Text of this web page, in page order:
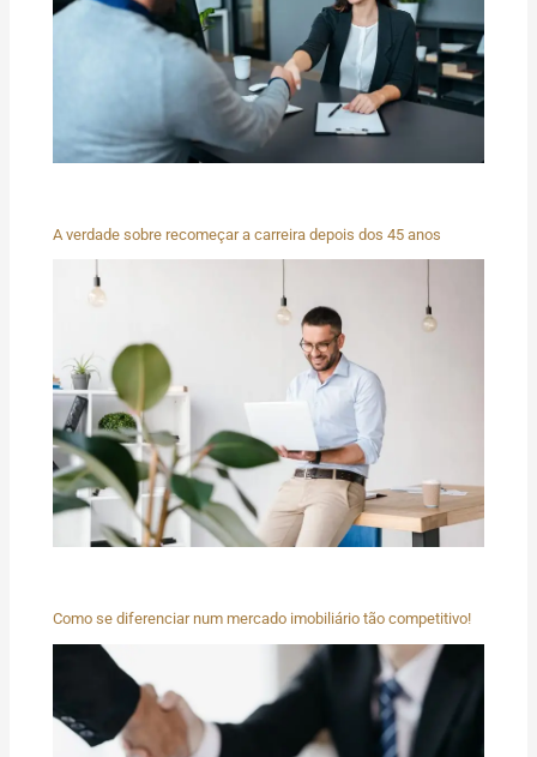
A verdade sobre recomeçar a carreira depois dos 45 anos
Como se diferenciar num mercado imobiliário tão competitivo!